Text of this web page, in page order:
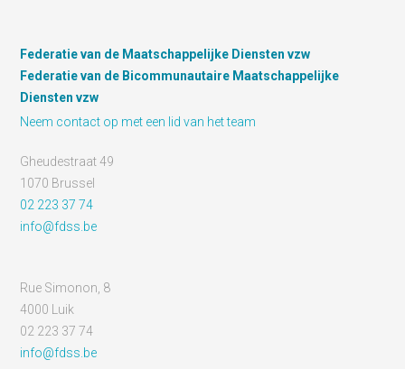
Federatie van de Maatschappelijke Diensten vzw
Federatie van de Bicommunautaire Maatschappelijke
Diensten vzw
Neem contact op met een lid van het team
Gheudestraat 49
1070 Brussel
02 223 37 74
info@fdss.be
Rue Simonon, 8
4000 Luik
02 223 37 74
info@fdss.be